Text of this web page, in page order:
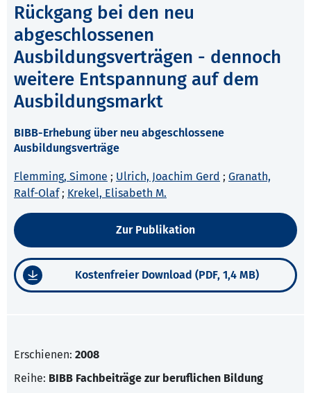
Rückgang bei den neu
abgeschlossenen
Ausbildungsverträgen - dennoch
weitere Entspannung auf dem
Ausbildungsmarkt
BIBB-Erhebung über neu abgeschlossene
Ausbildungsverträge
Flemming, Simone ; Ulrich, Joachim Gerd ; Granath,
Ralf-Olaf; Krekel, Elisabeth M.
Zur Publikation
Kostenfreier Download (PDF, 1,4 MB)
Erschienen: 2008
Reihe: BIBB Fachbeiträge zur beruflichen Bildung